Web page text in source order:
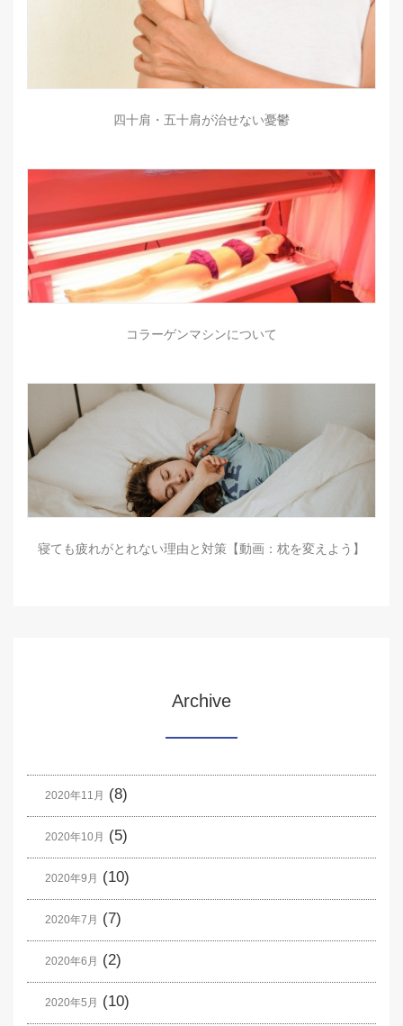
四十肩・五十肩が治せない憂鬱
コラーゲンマシンについて
寝ても疲れがとれない理由と対策【動画：枕を変えよう】
Archive
2020年11月 (8)
2020年10月 (5)
2020年9月 (10)
2020年7月 (7)
2020年6月 (2)
2020年5月 (10)